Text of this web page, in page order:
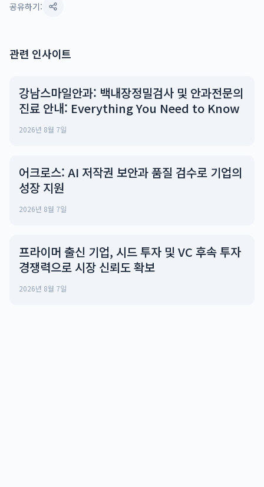
공유하기:
관련 인사이트
강남스마일안과: 백내장정밀검사 및 안과전문의
진료 안내: Everything You Need to Know
2026년 8월 7일
어크로스: AI 저작권 보안과 품질 검수로 기업의
성장 지원
2026년 8월 7일
프라이머 출신 기업, 시드 투자 및 VC 후속 투자
경쟁력으로 시장 신뢰도 확보
2026년 8월 7일